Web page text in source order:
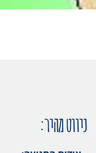
ניווט מהיר: